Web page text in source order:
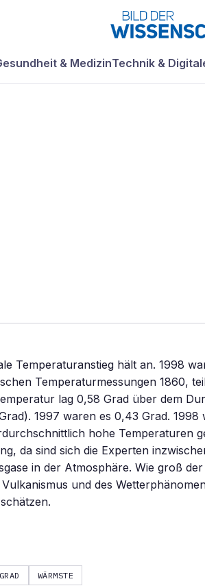
& MedizinTechnik &
Temperaturanstieg hält an. 1998
Temperaturmessungen 1860,
lag 0,58 Grad über dem
1997 waren es 0,43 Grad.
hohe Temperaturen
da sind sich die Experten
in der Atmosphäre. Wie groß
und des
GRAD WÄRMSTE